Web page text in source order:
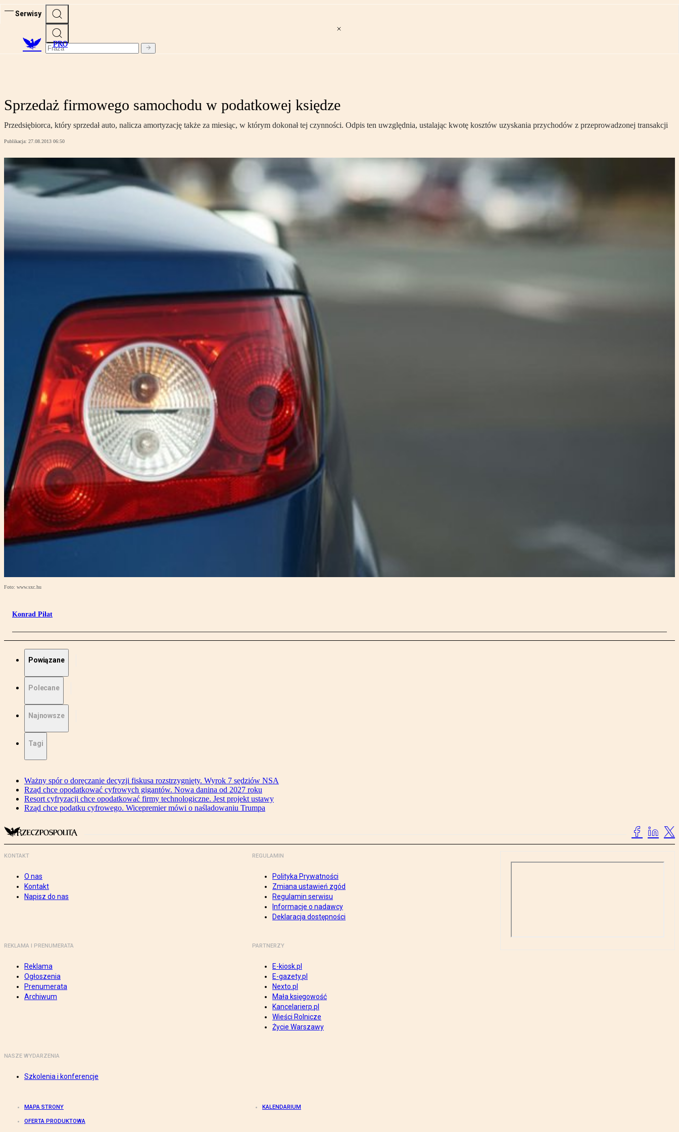
Serwisy
PRO
Sprzedaż firmowego samochodu w podatkowej księdze
Przedsiębiorca, który sprzedał auto, nalicza amortyzację także za miesiąc, w którym dokonał tej czynności. Odpis ten uwzględnia, ustalając kwotę kosztów uzyskania przychodów z przeprowadzonej transakcji
Publikacja: 27.08.2013 06:50
Foto: www.sxc.hu
Konrad Piłat
Powiązane
Polecane
Najnowsze
Tagi
Ważny spór o doręczanie decyzji fiskusa rozstrzygnięty. Wyrok 7 sędziów NSA
Rząd chce opodatkować cyfrowych gigantów. Nowa danina od 2027 roku
Resort cyfryzacji chce opodatkować firmy technologiczne. Jest projekt ustawy
Rząd chce podatku cyfrowego. Wicepremier mówi o naśladowaniu Trumpa
KONTAKT
O nas
Kontakt
Napisz do nas
REGULAMIN
Polityka Prywatności
Zmiana ustawień zgód
Regulamin serwisu
Informacje o nadawcy
Deklaracja dostępności
REKLAMA I PRENUMERATA
Reklama
Ogłoszenia
Prenumerata
Archiwum
PARTNERZY
E-kiosk.pl
E-gazety.pl
Nexto.pl
Mała księgowość
Kancelarierp.pl
Wieści Rolnicze
Życie Warszawy
NASZE WYDARZENIA
Szkolenia i konferencje
MAPA STRONY KALENDARIUM
OFERTA PRODUKTOWA